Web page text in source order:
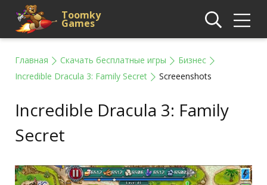
Toomky
Games
Главная Скачать бесплатные игры
Бизнес
Incredible Dracula 3: Family Secret
Screeenshots
Incredible Dracula 3: Family
Secret